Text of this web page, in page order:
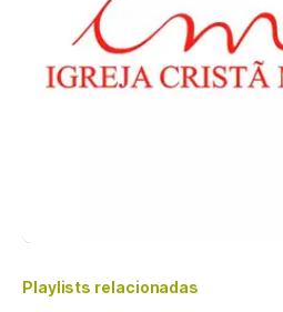
Playlists relacionadas